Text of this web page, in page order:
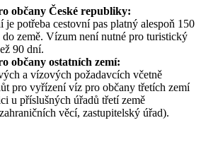
občany České republiky:
je potřeba cestovní pas platný alespoň 150
země. Vízum není nutné pro turistický
90 dní.
občany ostatních zemí:
a vízových požadavcích včetně
pro vyřízení víz pro občany třetích zemí
u příslušných úřadů třetí země
věcí, zastupitelský úřad).